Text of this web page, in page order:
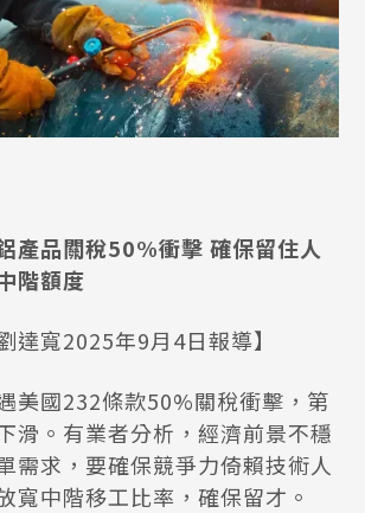
產品關稅50%衝擊 確保留住人
階額度
達寬2025年9月4日報導】
美國232條款50%關稅衝擊，第
滑。有業者分析，經濟前景不穩
需求，要確保競爭力倚賴技術人
寬中階移工比率，確保留才。